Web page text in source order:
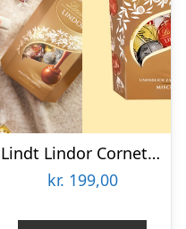
Lindt Lindor Cornet 500 gram – Blandet chokolade
kr. 199,00